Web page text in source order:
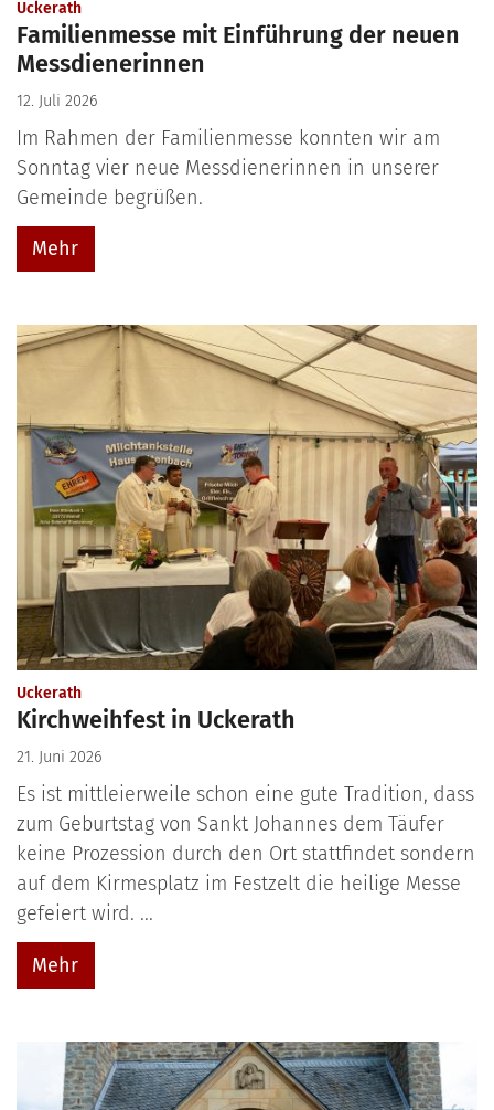
Uckerath:
Familienmesse mit Einführung der neuen
Messdienerinnen
12. Juli 2026
Im Rahmen der Familienmesse konnten wir am
Sonntag vier neue Messdienerinnen in unserer
Gemeinde begrüßen.
Mehr
Uckerath:
Kirchweihfest in Uckerath
21. Juni 2026
Es ist mittleierweile schon eine gute Tradition, dass
zum Geburtstag von Sankt Johannes dem Täufer
keine Prozession durch den Ort stattfindet sondern
auf dem Kirmesplatz im Festzelt die heilige Messe
gefeiert wird. ...
Mehr